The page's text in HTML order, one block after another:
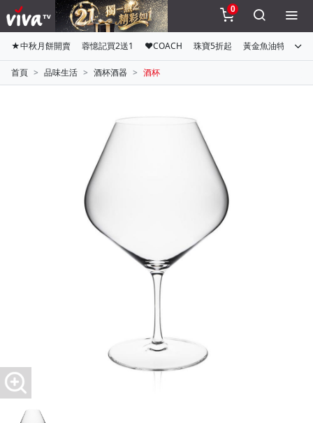
0
★中秋月餅開賣 蓉憶記買2送1 ♥COACH 珠寶5折起 黃金魚油特惠組
首頁 品味生活 酒杯酒器 酒杯